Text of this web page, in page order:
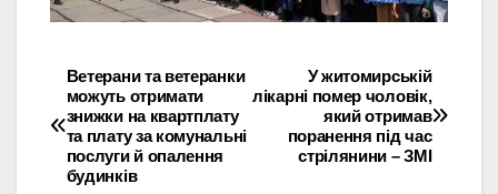
Навігація
записів
У житомирській
лікарні помер чоловік,
який отримав
поранення під час
стрілянини – ЗМІ
Ветерани та ветеранки
можуть отримати
знижки на квартплату
та плату за комунальні
послуги й опалення
будинків